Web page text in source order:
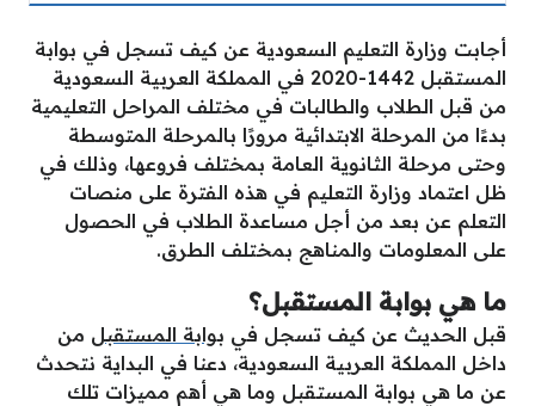
أجابت وزارة التعليم السعودية عن كيف تسجل في بوابة
المستقبل
1442-2020 في المملكة العربية السعودية
من قبل الطلاب والطالبات في مختلف المراحل التعليمية
بدءًا من المرحلة الابتدائية مرورًا بالمرحلة المتوسطة
وحتى مرحلة الثانوية العامة بمختلف فروعها، وذلك في
ظل اعتماد وزارة التعليم في هذه الفترة على منصات
التعلم عن بعد من أجل مساعدة الطلاب في الحصول
على المعلومات والمناهج بمختلف الطرق.
ما هي بوابة المستقبل؟
قبل الحديث عن كيف تسجل في بوابة المستقبل من
داخل المملكة العربية السعودية، دعنا في البداية نتحدث
عن ما هي بوابة المستقبل وما هي أهم مميزات تلك